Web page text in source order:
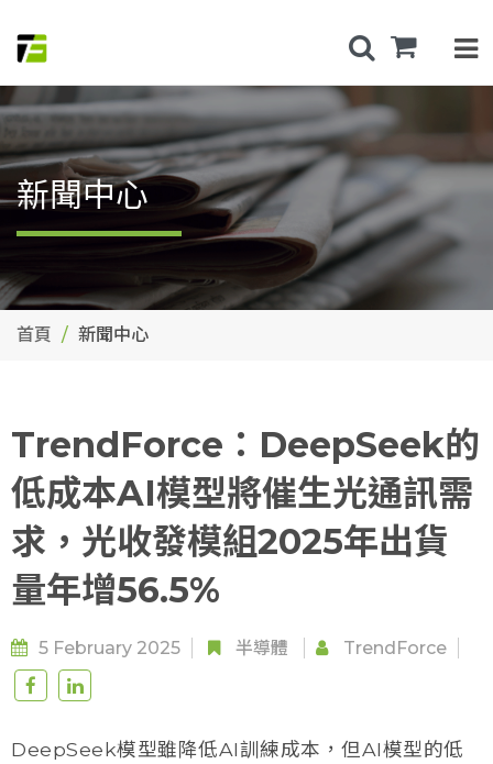
新聞中心
首頁 新聞中心
TrendForce：DeepSeek的
低成本AI模型將催生光通訊需
求，光收發模組2025年出貨
量年增56.5%
5 February 2025 半導體 TrendForce
DeepSeek模型雖降低AI訓練成本，但AI模型的低